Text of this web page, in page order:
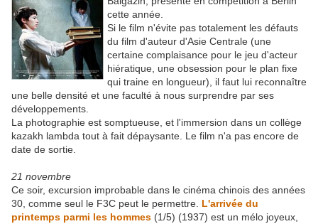
cette année.
Si le film n'évite pas totalement les défauts
du film d'auteur d'Asie Centrale (une
certaine complaisance pour le jeu d'acteur
hiératique, une obsession pour le plan fixe
qui traine en longueur), il faut lui reconnaître
une belle densité et une faculté à nous surprendre par ses
développements.
La photographie est somptueuse, et l'immersion dans un collège
kazakh lambda tout à fait dépaysante. Le film n'a pas encore de
date de sortie.
21 novembre
Ce soir, excursion improbable dans le cinéma chinois des années
30, comme seul le F3C peut le permettre. L'arrivée du
printemps parmi les hommes (1/5) (1937) est un mélo joyeux,